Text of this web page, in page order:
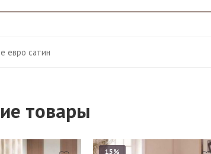
евро сатин
товары
15%